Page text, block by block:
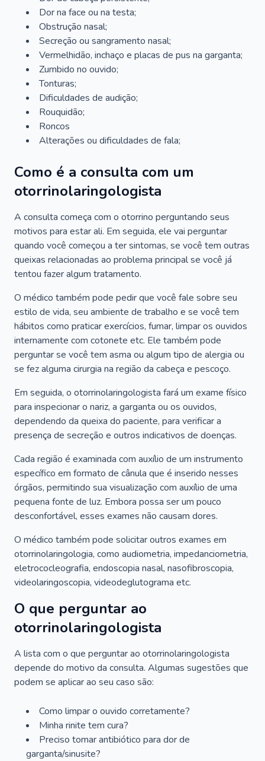
Dor na face ou na testa;
Obstrução nasal;
Secreção ou sangramento nasal;
Vermelhidão, inchaço e placas de pus na garganta;
Zumbido no ouvido;
Tonturas;
Dificuldades de audição;
Rouquidão;
Roncos
Alterações ou dificuldades de fala;
Como é a consulta com um
otorrinolaringologista
A consulta começa com o otorrino perguntando seus
motivos para estar ali. Em seguida, ele vai perguntar
quando você começou a ter sintomas, se você tem outras
queixas relacionadas ao problema principal se você já
tentou fazer algum tratamento.
O médico também pode pedir que você fale sobre seu
estilo de vida, seu ambiente de trabalho e se você tem
hábitos como praticar exercícios, fumar, limpar os ouvidos
internamente com cotonete etc. Ele também pode
perguntar se você tem asma ou algum tipo de alergia ou
se fez alguma cirurgia na região da cabeça e pescoço.
Em seguida, o otorrinolaringologista fará um exame físico
para inspecionar o nariz, a garganta ou os ouvidos,
dependendo da queixa do paciente, para verificar a
presença de secreção e outros indicativos de doenças.
Cada região é examinada com auxílio de um instrumento
específico em formato de cânula que é inserido nesses
órgãos, permitindo sua visualização com auxílio de uma
pequena fonte de luz. Embora possa ser um pouco
desconfortável, esses exames não causam dores.
O médico também pode solicitar outros exames em
otorrinolaringologia, como audiometria, impedanciometria,
eletrococleografia, endoscopia nasal, nasofibroscopia,
videolaringoscopia, videodeglutograma etc.
O que perguntar ao
otorrinolaringologista
A lista com o que perguntar ao otorrinolaringologista
depende do motivo da consulta. Algumas sugestões que
podem se aplicar ao seu caso são:
Como limpar o ouvido corretamente?
Minha rinite tem cura?
Preciso tomar antibiótico para dor de
garganta/sinusite?